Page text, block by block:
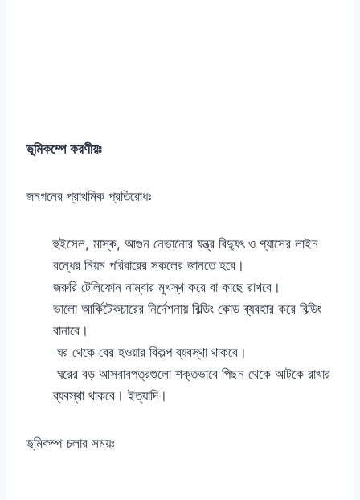
ভূমিকম্পে করণীয়ঃ
জনগনের প্রাথমিক প্রতিরোধঃ
হুইসেল, মাস্ক, আগুন নেভানোর যন্ত্র বিদ্যুৎ ও গ্যাসের লাইন
বন্ধের নিয়ম পরিবারের সকলের জানতে হবে।
জরুরি টেলিফোন নাম্বার মুখস্থ করে বা কাছে রাখবে।
ভালো আর্কিটেকচারের নির্দেশনায় বিল্ডিং কোড ব্যবহার করে বিল্ডিং
বানাবে।
ঘর থেকে বের হওয়ার বিকল্প ব্যবস্থা থাকবে।
ঘরের বড় আসবাবপত্রগুলো শক্তভাবে পিছন থেকে আটকে রাখার
ব্যবস্থা থাকবে। ইত্যাদি।
ভূমিকম্প চলার সময়ঃ